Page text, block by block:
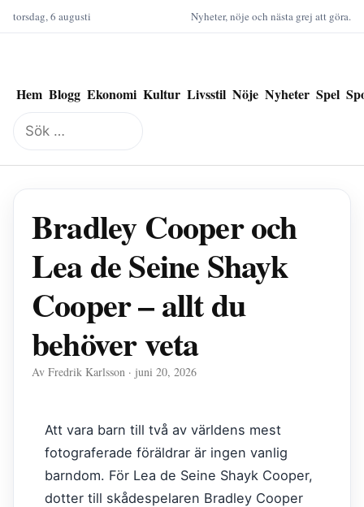
torsdag, 6 augusti Nyheter, nöje och nästa grej att göra.
Hem Blogg Ekonomi Kultur Livsstil Nöje Nyheter Spel
Sök
efter:
Bradley Cooper och
Lea de Seine Shayk
Cooper – allt du
behöver veta
Av Fredrik Karlsson · juni 20, 2026
Att vara barn till två av världens mest
fotograferade föräldrar är ingen vanlig
barndom. För Lea de Seine Shayk Cooper,
dotter till skådespelaren Bradley Cooper